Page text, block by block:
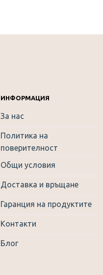
ИНФОРМАЦИЯ
За нас
Политика на
поверителност
Общи условия
Доставка и връщане
Гаранция на продуктите
Контакти
Блог